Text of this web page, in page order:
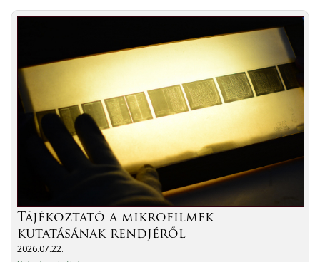
Tájékoztató a mikrofilmek
kutatásának rendjéről
2026.07.22.